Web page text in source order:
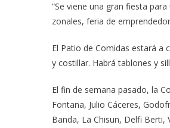
“Se viene una gran fiesta
zonales, feria de
El Patio de Comidas estará a
y costillar. Habrá tablones y
El fin de semana pasado, la
Fontana, Julio Cáceres,
Banda, La Chisun, Delfi